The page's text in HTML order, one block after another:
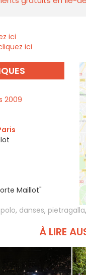
ici
ici
2009
Maillot"
, danses, pietragalla,
À LIRE